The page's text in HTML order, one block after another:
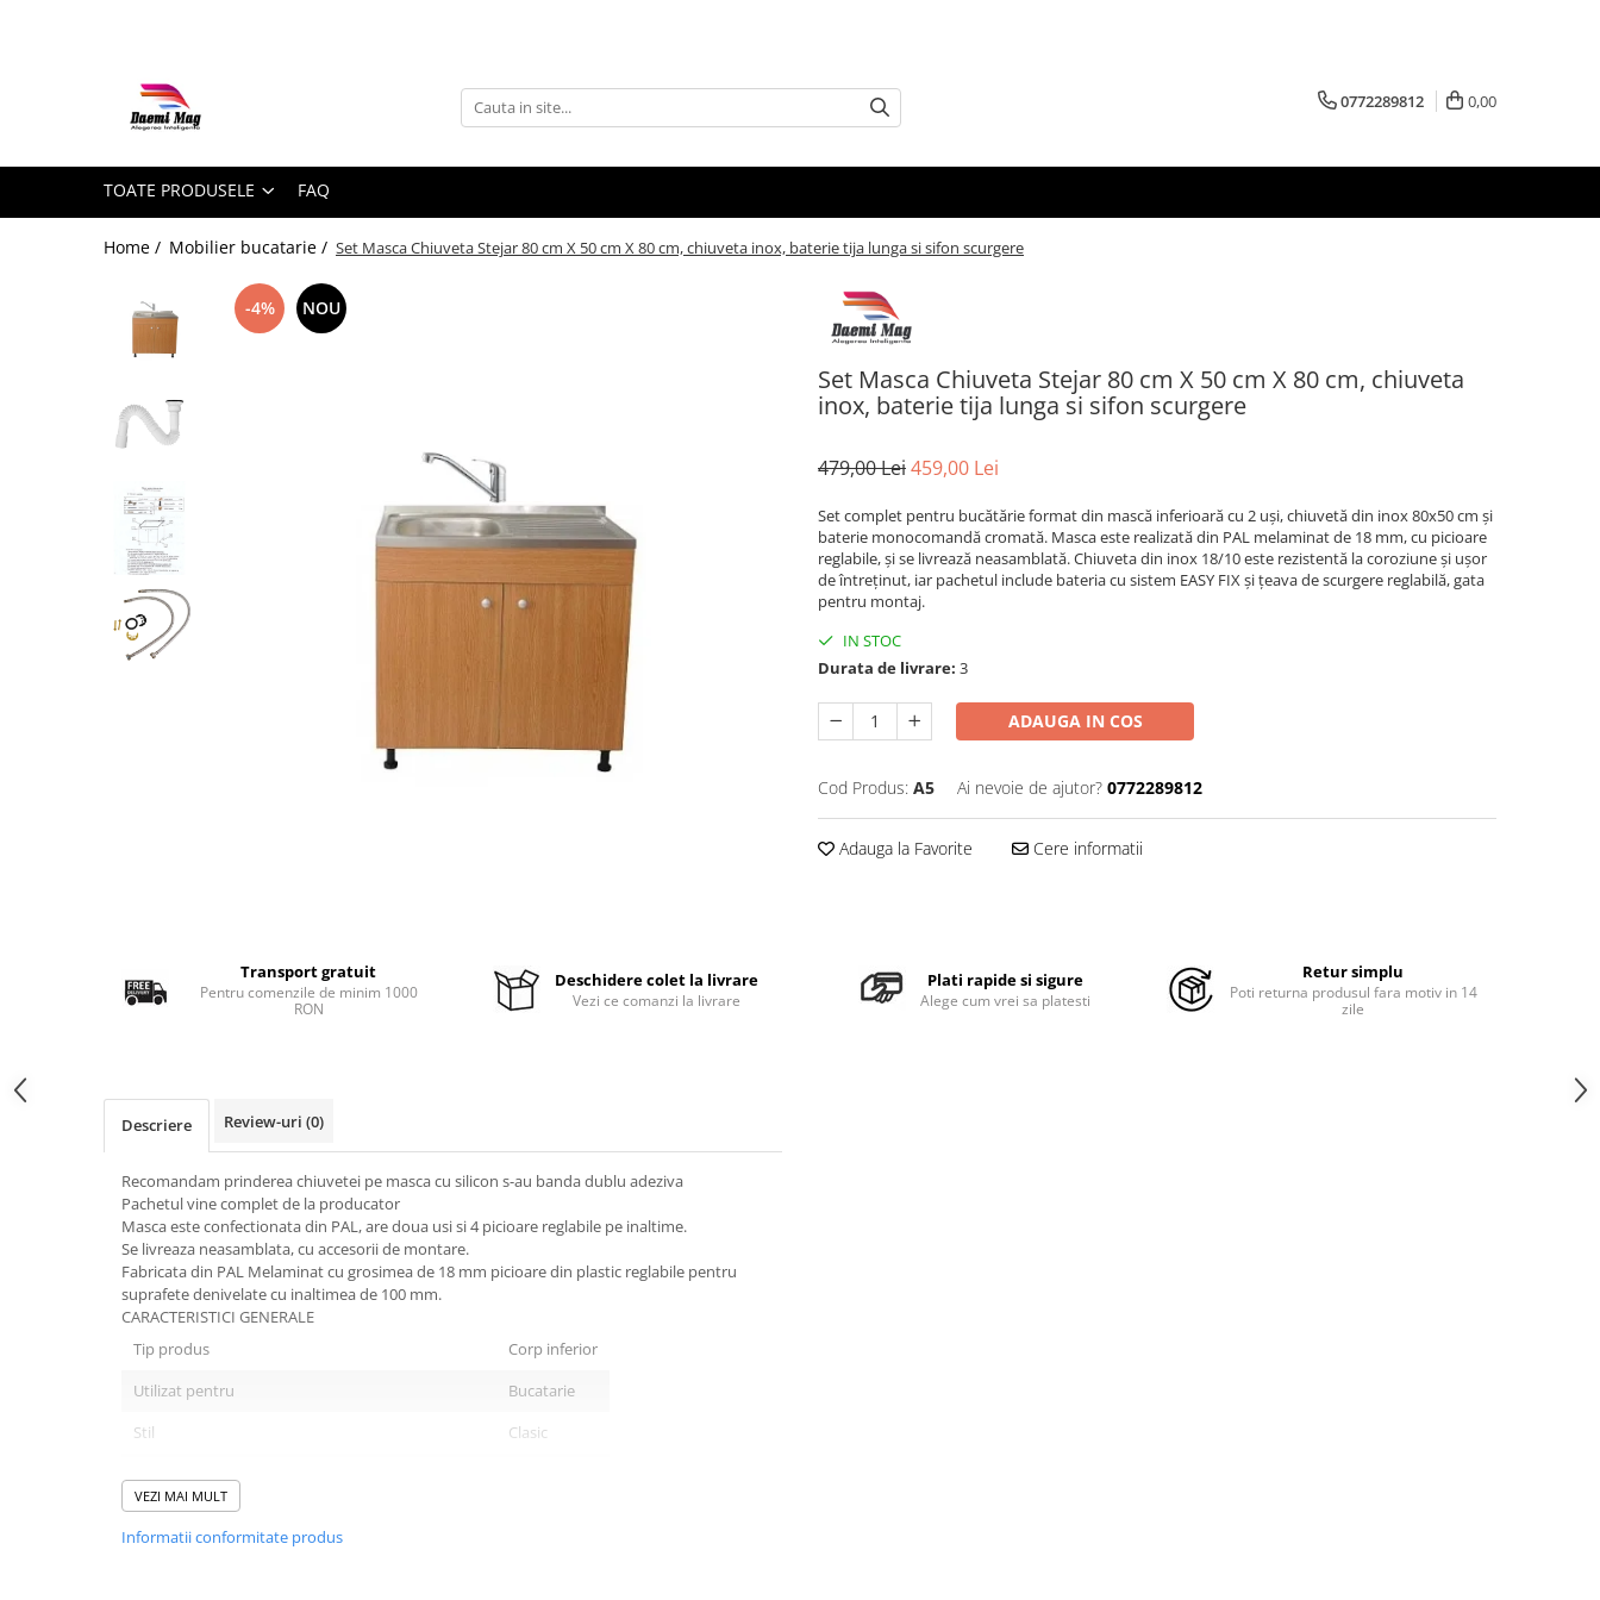
Mobilier bucatarie
Baterii sanitare
Accesorii baie
Seturi accesorii baie
Cuiere si suporturi baie
0772289812 0,00
TOATE PRODUSELE FAQ
Home / Mobilier bucatarie / Set Masca Chiuveta Stejar 80 cm X 50 cm X 80 cm, chiuveta inox, baterie tija lunga si sifon scurgere
Set Masca Chiuveta Stejar 80 cm X 50 cm X 80 cm, chiuveta
inox, baterie tija lunga si sifon scurgere
-4% NOU
479,00 Lei459,00 Lei
Set complet pentru bucătărie format din mască inferioară cu 2 uși, chiuvetă din inox 80x50 cm și
baterie monocomandă cromată. Masca este realizată din PAL melaminat de 18 mm, cu picioare
reglabile, și se livrează neasamblată. Chiuveta din inox 18/10 este rezistentă la coroziune și ușor
de întreținut, iar pachetul include bateria cu sistem EASY FIX și țeava de scurgere reglabilă, gata
pentru montaj.
IN STOC
Durata de livrare: 3
ADAUGA IN COS
Cod Produs: A5 Ai nevoie de ajutor? 0772289812
Adauga la Favorite Cere informatii
Transport gratuit
Pentru comenzile de minim 1000
RON
Deschidere colet la livrare
Vezi ce comanzi la livrare
Plati rapide si sigure
Alege cum vrei sa platesti
Retur simplu
Poti returna produsul fara motiv in 14
zile
Descriere Review-uri (0)
Recomandam prinderea chiuvetei pe masca cu silicon s-au banda dublu adeziva
Pachetul vine complet de la producator
Masca este confectionata din PAL, are doua usi si 4 picioare reglabile pe inaltime.
Se livreaza neasamblata, cu accesorii de montare.
Fabricata din PAL Melaminat cu grosimea de 18 mm picioare din plastic reglabile pentru
suprafete denivelate cu inaltimea de 100 mm.
CARACTERISTICI GENERALE
Tip produs
Corp inferior
Utilizat pentru
Bucatarie
Stil
Clasic
Numar usi
VEZI MAI MULT
Informatii conformitate produs